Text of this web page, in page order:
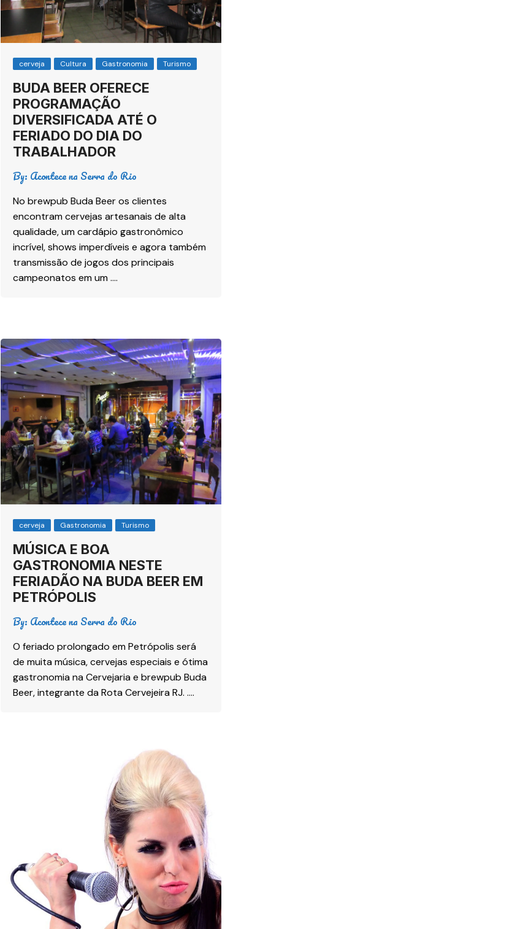
cerveja Cultura Gastronomia Turismo
BUDA BEER OFERECE
PROGRAMAÇÃO
DIVERSIFICADA ATÉ O
FERIADO DO DIA DO
TRABALHADOR
By: Acontece na Serra do Rio
No brewpub Buda Beer os clientes
encontram cervejas artesanais de alta
qualidade, um cardápio gastronômico
incrível, shows imperdíveis e agora também
transmissão de jogos dos principais
campeonatos em um ….
cerveja Gastronomia Turismo
MÚSICA E BOA
GASTRONOMIA NESTE
FERIADÃO NA BUDA BEER EM
PETRÓPOLIS
By: Acontece na Serra do Rio
O feriado prolongado em Petrópolis será
de muita música, cervejas especiais e ótima
gastronomia na Cervejaria e brewpub Buda
Beer, integrante da Rota Cervejeira RJ. ….